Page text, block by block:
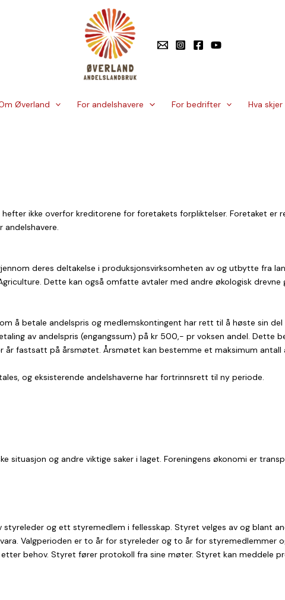
Øverland For andelshavere For bedrifter Hva skjer
ikke overfor kreditorene for foretakets forpliktelser. Foretaket er
andelshavere.
deres deltakelse i produksjonsvirksomheten av og utbytte fra
Dette kan også omfatte avtaler med andre økologisk drevne
å betale andelspris og medlemskontingent har rett til å høste sin
av andelspris (engangssum) på kr 500,- pr voksen andel. Dette
fastsatt på årsmøtet. Årsmøtet kan bestemme et maksimum antall
og eksisterende andelshaverne har fortrinnsrett til ny periode.
situasjon og andre viktige saker i laget. Foreningens økonomi er
og ett styremedlem i fellesskap. Styret velges av og blant
Valgperioden er to år for styreleder og to år for styremedlemmer
behov. Styret fører protokoll fra sine møter. Styret kan meddele